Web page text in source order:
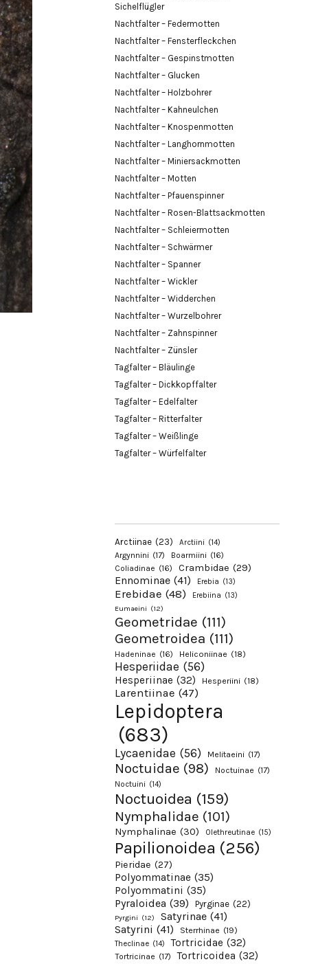
Sichelflügler
Nachtfalter – Federmotten
Nachtfalter – Fensterfleckchen
Nachtfalter – Gespinstmotten
Nachtfalter – Glucken
Nachtfalter – Holzbohrer
Nachtfalter – Kahneulchen
Nachtfalter – Knospenmotten
Nachtfalter – Langhornmotten
Nachtfalter – Miniersackmotten
Nachtfalter – Motten
Nachtfalter – Pfauenspinner
Nachtfalter – Rosen-Blattsackmotten
Nachtfalter – Schleiermotten
Nachtfalter – Schwärmer
Nachtfalter – Spanner
Nachtfalter – Wickler
Nachtfalter – Widderchen
Nachtfalter – Wurzelbohrer
Nachtfalter – Zahnspinner
Nachtfalter – Zünsler
Tagfalter – Bläulinge
Tagfalter – Dickkopffalter
Tagfalter – Edelfalter
Tagfalter – Ritterfalter
Tagfalter – Weißlinge
Tagfalter – Würfelfalter
Arctiinae (23) Arctiini (14)
Argynnini (17) Boarmiini (16)
Coliadinae (16) Crambidae (29)
Ennominae (41) Erebia (13)
Erebidae (48) Erebiina (13)
Eumaeini (12)
Geometridae (111)
Geometroidea (111)
Hadeninae (16) Heliconiinae (18)
Hesperiidae (56)
Hesperiinae (32) Hesperiini (18)
Larentiinae (47)
Lepidoptera
(683)
Lycaenidae (56) Melitaeini (17)
Noctuidae (98) Noctuinae (17)
Noctuini (14)
Noctuoidea (159)
Nymphalidae (101)
Nymphalinae (30) Olethreutinae (15)
Papilionoidea (256)
Pieridae (27)
Polyommatinae (35)
Polyommatini (35)
Pyraloidea (39) Pyrginae (22)
Pyrgini (12) Satyrinae (41)
Satyrini (41) Sterrhinae (19)
Theclinae (14) Tortricidae (32)
Tortricinae (17) Tortricoidea (32)